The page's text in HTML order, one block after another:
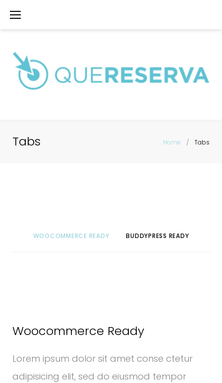
Saltar
Tabs Home / Tabs
WOOCOMMERCE READY BUDDYPRESS READY
Woocommerce Ready
Lorem ipsum dolor sit amet conse ctetur
adipisicing elit, sed do eiusmod tempor